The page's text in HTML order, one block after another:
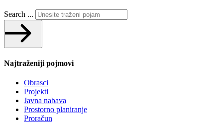
Search ...
Najtraženiji pojmovi
Obrasci
Projekti
Javna nabava
Prostorno planiranje
Proračun